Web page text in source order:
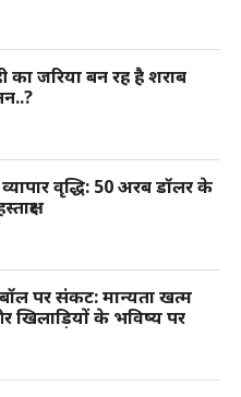
का जरिया बन रह है शराब
वृद्धि: 50 अरब डॉलर के
पर संकट: मान्यता खत्म
के भविष्य पर